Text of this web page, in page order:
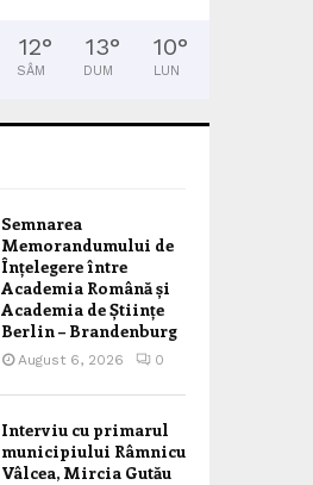
12°
SÂM
13°
DUM
10°
LUN
Semnarea
Memorandumului de
Înțelegere între
Academia Română și
Academia de Științe
Berlin – Brandenburg
August 6, 2026 0
Interviu cu primarul
municipiului Râmnicu
Vâlcea, Mircia Gutău